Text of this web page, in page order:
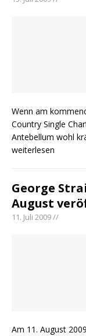
Wenn am
Country Single
Antebellum wohl
weiterlesen
George
August
11. Juli 2009 //
Am 11. August